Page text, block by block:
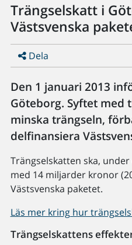
Trängselskatt i
Västsvenska
Dela
Den 1 januari 2013
Göteborg. Syftet med
minska trängseln,
delfinansiera
Trängselskatten ska,
med 14 miljarder kronor
Västsvenska paketet.
Läs mer kring hur
Trängselskattens